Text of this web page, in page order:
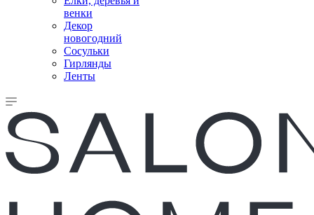
венки
Декор
новогодний
Сосульки
Гирлянды
Ленты